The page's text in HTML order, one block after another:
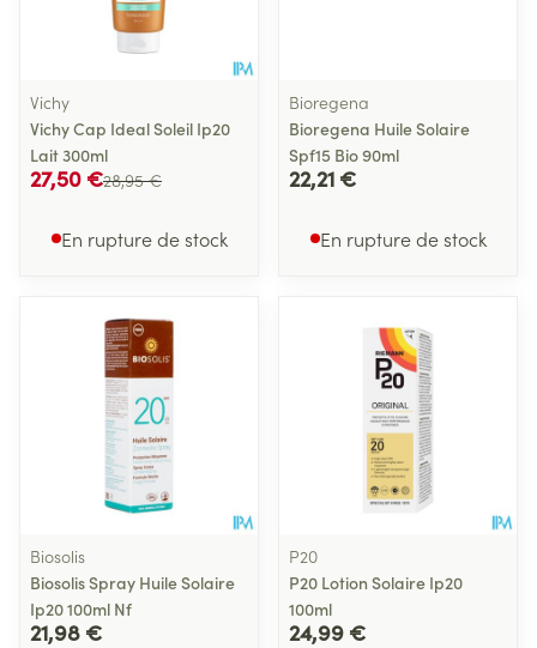
Vichy
Vichy Cap Ideal Soleil Ip20
Lait 300ml
28,95 €
27,50 €
En rupture de stock
Bioregena
Bioregena Huile Solaire
Spf15 Bio 90ml
22,21 €
En rupture de stock
Biosolis
Biosolis Spray Huile Solaire
Ip20 100ml Nf
21,98 €
P20
P20 Lotion Solaire Ip20
100ml
24,99 €